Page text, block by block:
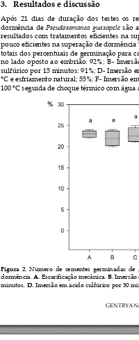
3. Resultados e discussão
Após 21 dias de duração dos testes os
dormência de Pseudosamanea guaxapele são
resultados com tratamentos eficientes na
pouco eficientes na superação de dormência
totais dos percentuais de germinação para
no lado oposto ao embrião: 92%; B-
sulfúrico por 15 minutos: 91%; D- Imersão
°C e esfriamento natural; 55%; F- Imersão
100 °C seguida de choque térmico com água
Figura 2. Número de sementes germinadas de
dormência. A. Escarificação mecânica. B. Imersão
minutos. D. Imersão em ácido sulfúrico por 30